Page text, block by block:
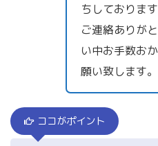
ちしておりま
ご連絡ありが
い中お手数お
願い致します。
ココがポイント